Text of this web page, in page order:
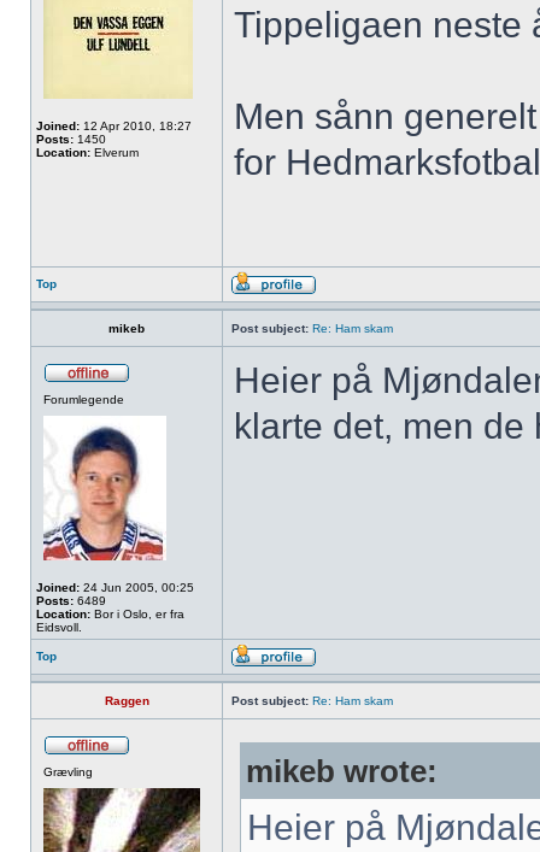
Joined: 12 Apr 2010, 18:27
Posts: 1450
Location: Elverum
Tippeligaen neste
Men sånn
for
Top
mikeb Post subject: Re: Ham skam
Forumlegende
Joined: 24 Jun 2005, 00:25
Posts: 6489
Location: Bor i Oslo, er fra
Eidsvoll.
Heier på
klarte det, men
Top
Raggen Post subject: Re: Ham skam
Grævling mikeb wrote:
Heier på